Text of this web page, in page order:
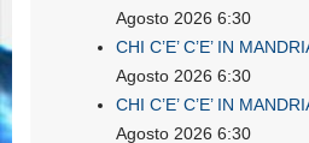
Agosto 2026 6:30
CHI C’E’ C’E’ IN
Agosto 2026 6:30
CHI C’E’ C’E’ IN
Agosto 2026 6:30